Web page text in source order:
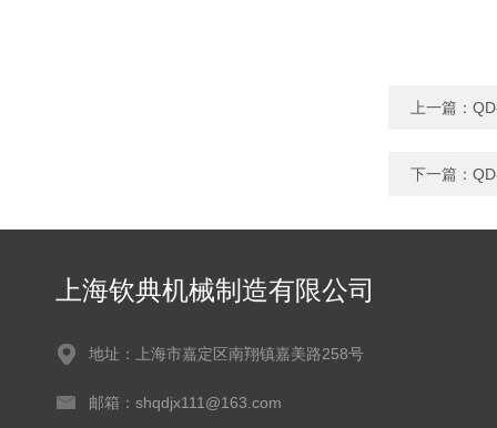
上一篇：
下一篇：
上海钦典机械制造有限公司
地址：上海市嘉定区南翔镇嘉美路258号
邮箱：shqdjx111@163.com